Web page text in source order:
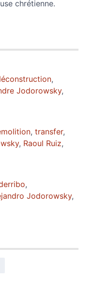
chrétienne.
,
Jodorowsky,
, transfer,
, Raoul Ruiz,
,
Jodorowsky,